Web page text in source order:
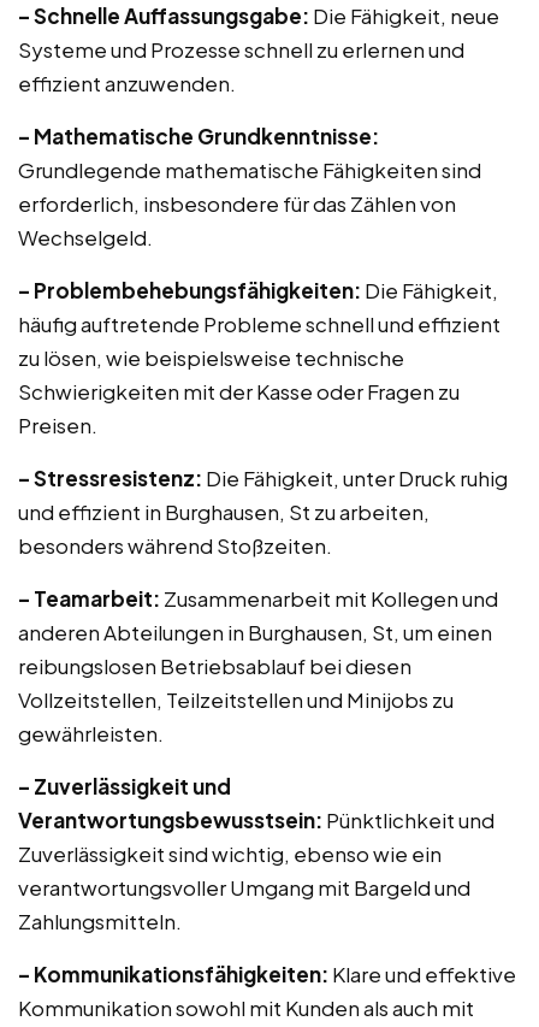
– Schnelle Auffassungsgabe: Die Fähigkeit, neue
Systeme und Prozesse schnell zu erlernen und
effizient anzuwenden.
– Mathematische Grundkenntnisse:
Grundlegende mathematische Fähigkeiten sind
erforderlich, insbesondere für das Zählen von
Wechselgeld.
– Problembehebungsfähigkeiten: Die Fähigkeit,
häufig auftretende Probleme schnell und effizient
zu lösen, wie beispielsweise technische
Schwierigkeiten mit der Kasse oder Fragen zu
Preisen.
– Stressresistenz: Die Fähigkeit, unter Druck ruhig
und effizient in Burghausen, St zu arbeiten,
besonders während Stoßzeiten.
– Teamarbeit: Zusammenarbeit mit Kollegen und
anderen Abteilungen in Burghausen, St, um einen
reibungslosen Betriebsablauf bei diesen
Vollzeitstellen, Teilzeitstellen und Minijobs zu
gewährleisten.
– Zuverlässigkeit und
Verantwortungsbewusstsein: Pünktlichkeit und
Zuverlässigkeit sind wichtig, ebenso wie ein
verantwortungsvoller Umgang mit Bargeld und
Zahlungsmitteln.
– Kommunikationsfähigkeiten: Klare und effektive
Kommunikation sowohl mit Kunden als auch mit